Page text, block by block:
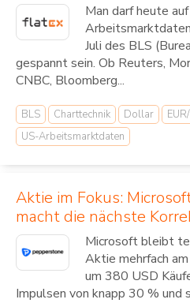
Man darf heute
Juli des BLS
gespannt sein. Ob Reuters,
CNBC, Bloomberg...
BLS Charttechnik Dollar
US-Arbeitsmarktdaten
Aktie im Fokus:
macht die nächste
Microsoft bleibt
Aktie mehrfach
um 380 USD
Impulsen von knapp 30 % und